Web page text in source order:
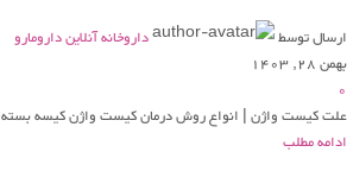
ارسال توسط
داروخانه آنلاین دارومارو
بهمن 28, 1403
0
علت کیست واژن | انواع روش درمان کیست واژن کیسه
ادامه مطلب